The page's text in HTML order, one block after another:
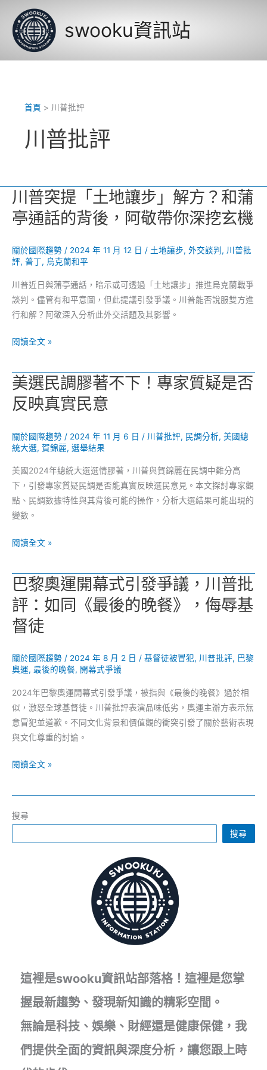
swooku資訊站
搜尋
搜尋
這裡是swooku資訊站部落格！這裡是您掌
握最新趨勢、發現新知識的精彩空間。
無論是科技、娛樂、財經還是健康保健，我
們提供全面的資訊與深度分析，讓您跟上時
首頁 川普批評
川普批評
川普突提「土地讓步」解方？和蒲
亭通話的背後，阿敬帶你深挖玄機
關於國際趨勢 / 2024 年 11 月 12 日 / 土地讓步, 外交談判 , 川普批
評, 普丁, 烏克蘭和平
川普近日與蒲亭通話，暗示或可透過「土地讓步」推進烏克蘭戰爭
談判。儘管有和平意圖，但此提議引發爭議。川普能否說服雙方進
行和解？阿敬深入分析此外交話題及其影響。
川
突
提
「土
步」
方？
和
蒲
亭
話
背
後，
阿
敬
你
深
機
閱讀全文 »
美選民調膠著不下！專家質疑是否
反映真實民意
關於國際趨勢 / 2024 年 11 月 6 日 / 川普批評, 民調分析, 美國總
統大選, 賀錦麗, 選舉結果
美國2024年總統大選選情膠著，川普與賀錦麗在民調中難分高
下，引發專家質疑民調是否能真實反映選民意見。本文探討專家觀
點、民調數據特性與其背後可能的操作，分析大選結果可能出現的
變數。
美
民
調
膠
著
不
專
家
質
疑
是
否
映
實
民
意
閱讀全文 »
巴黎奧運開幕式引發爭議，川普批
評：如同《最後的晚餐》，侮辱基
督徒
關於國際趨勢 / 2024 年 8 月 2 日 / 基督徒被冒犯, 川普批評, 巴黎
奧運, 最後的晚餐, 開幕式爭議
2024年巴黎奧運開幕式引發爭議，被指與《最後的晚餐》過於相
似，激怒全球基督徒。川普批評表演品味低劣，奧運主辦方表示無
意冒犯並道歉。不同文化背景和價值觀的衝突引發了關於藝術表現
與文化尊重的討論。
巴
奧
開
評：
《最
閱讀全文 »